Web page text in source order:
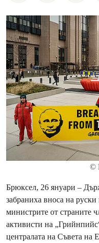
©
Брюксел, 26 януари –
забраниха вноса на
министрите от страните
активисти на
централата на Съвета на